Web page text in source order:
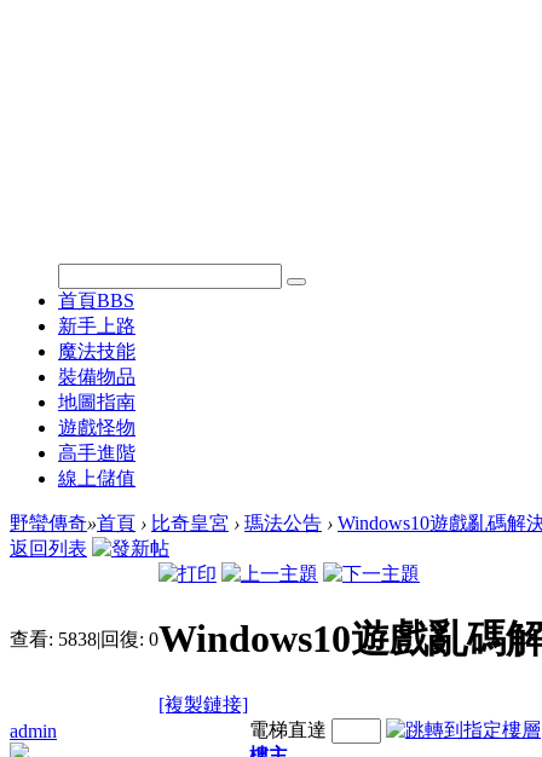
首頁BBS
新手上路
魔法技能
裝備物品
地圖指南
遊戲怪物
高手進階
線上儲值
野蠻傳奇»首頁 › 比奇皇宮 › 瑪法公告 › Windows10遊戲亂碼解
返回列表
查看: 5838|回復: 0Windows10遊戲亂碼
[複製鏈接]
admin
電梯直達